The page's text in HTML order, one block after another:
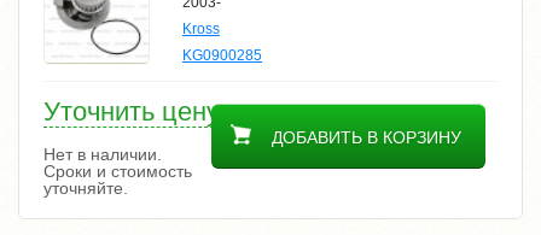
Kross
KG0900285
Уточнить цену
ДОБАВИТЬ В КОРЗИНУ
Нет в наличии.
Сроки и стоимость
уточняйте.